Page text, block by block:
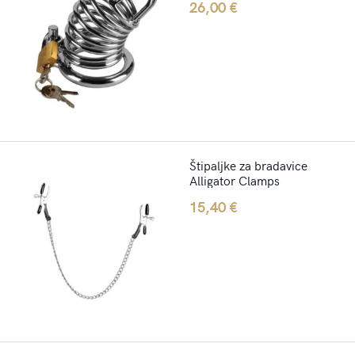
26,00€
Štipaljke za bradavice
Alligator Clamps
15,40€